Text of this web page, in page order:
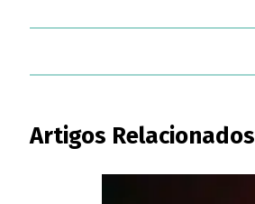
Artigos Relacionados